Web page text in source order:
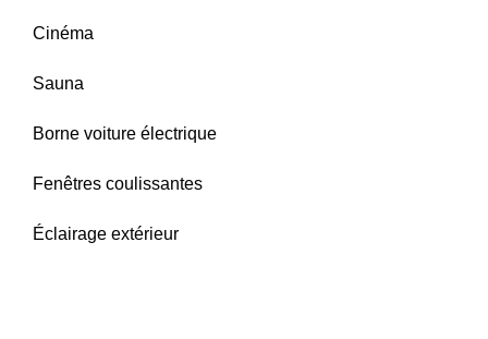
Cinéma
Sauna
Borne voiture électrique
Fenêtres coulissantes
Éclairage extérieur